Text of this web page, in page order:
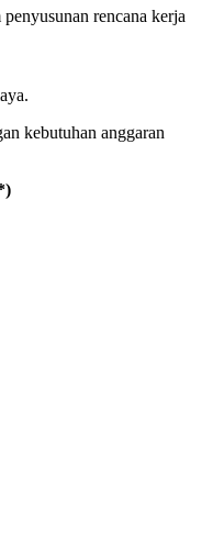
rencana kerja
kebutuhan anggaran